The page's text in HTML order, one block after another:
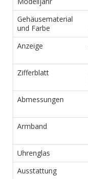
Gehäusematerial
und Farbe
Anzeige
Zifferblatt
Abmessungen
Armband
Uhrenglas
Ausstattung